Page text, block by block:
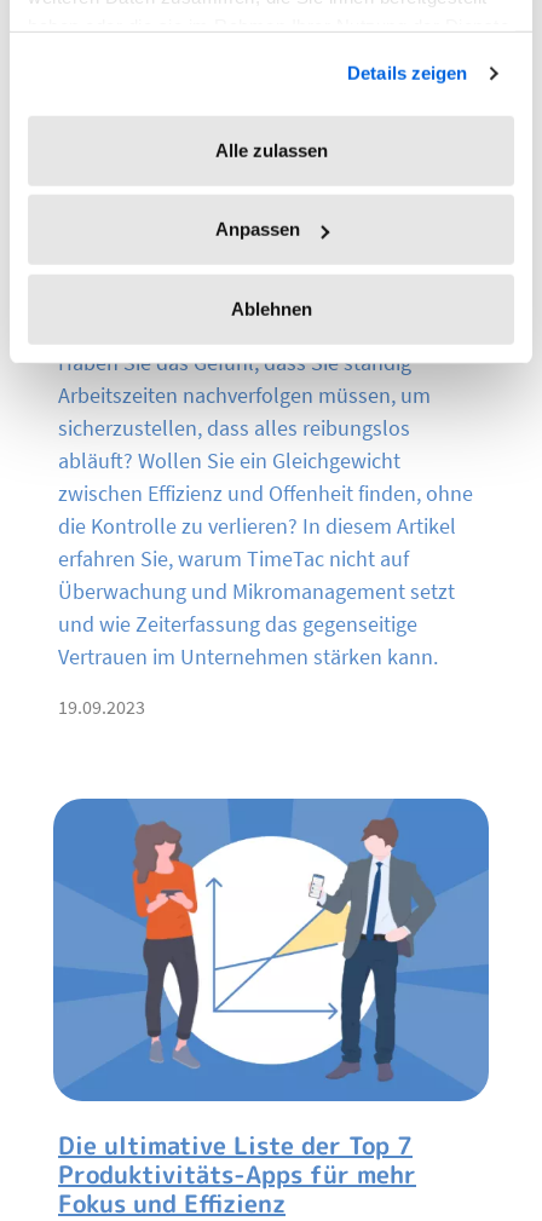
Details zeigen
Alle zulassen
Anpassen
Ablehnen
Kontrolle ist gut – Vertrauen ist
Haben Sie das Gefühl, dass Sie ständig
Arbeitszeiten nachverfolgen müssen, um
sicherzustellen, dass alles reibungslos
abläuft? Wollen Sie ein Gleichgewicht
zwischen Effizienz und Offenheit finden, ohne
die Kontrolle zu verlieren? In diesem Artikel
erfahren Sie, warum TimeTac nicht auf
Überwachung und Mikromanagement setzt
und wie Zeiterfassung das gegenseitige
Vertrauen im Unternehmen stärken kann.
19.09.2023
Die ultimative Liste der Top 7
Produktivitäts-Apps für mehr
Fokus und Effizienz